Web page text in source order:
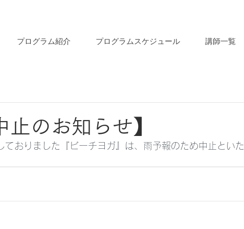
プログラム紹介 プログラムスケジュール 講師一覧
止のお知らせ】
ておりました『ビーチヨガ』は、雨予報のため中止といた